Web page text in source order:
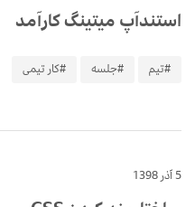
استندآپ میتینگ کارآمد
#تیم #جلسه #کار تیمی
5 آذر 1398